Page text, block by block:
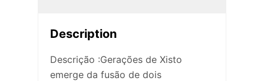
Description
Descrição :Gerações de Xisto
emerge da fusão de dois